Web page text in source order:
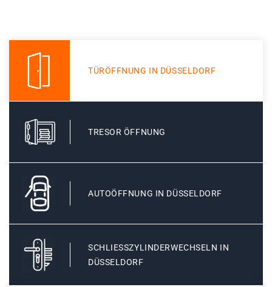
TÜRÖFFNUNG IN DÜSSELDORF
TRESOR ÖFFNUNG
AUTOÖFFNUNG IN DÜSSELDORF
SCHLIESSZYLINDERWECHSELN IN D
ÜSSELDORF